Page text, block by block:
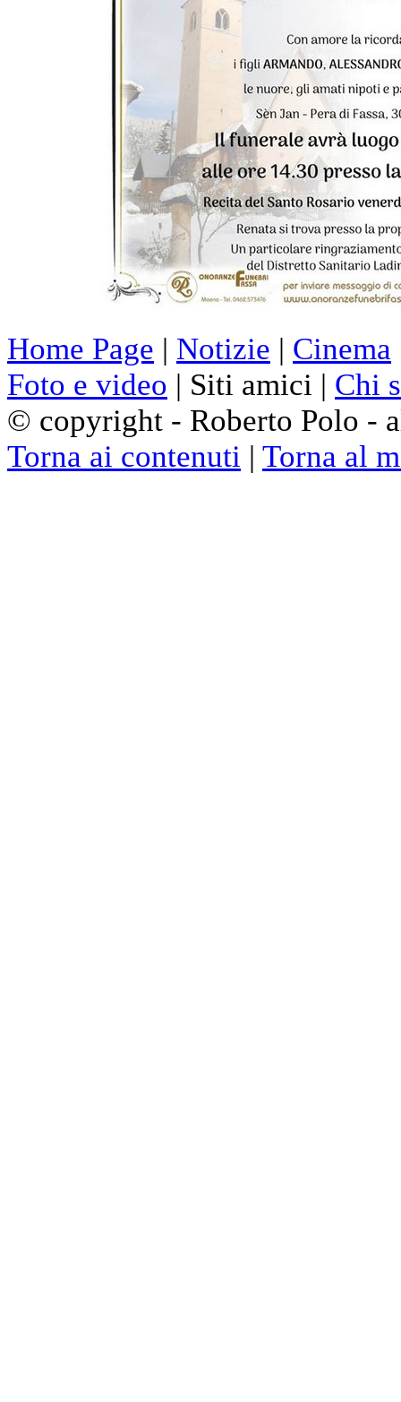
Home Page | Notizie | Cinema
Foto e video | Siti amici | Chi
© copyright - Roberto Polo -
Torna ai contenuti | Torna al